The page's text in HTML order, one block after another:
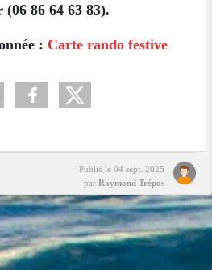
86 64 63 83).
: Carte rando festive
Publié le 04 sept. 2025
par Raymond Trépos